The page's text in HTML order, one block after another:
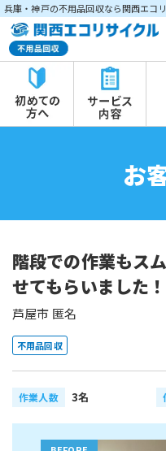
兵庫・神戸の不用品回収なら関西エコ
お
階段での作業もス
せてもらいました！
芦屋市 匿名
不用品回収
作業人数 3名